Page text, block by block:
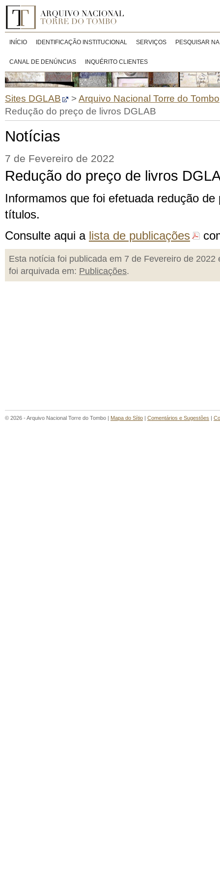
INÍCIO IDENTIFICAÇÃO INSTITUCIONAL SERVIÇOS PESQUISAR
CANAL DE DENÚNCIAS INQUÉRITO CLIENTES
Sites DGLAB >Arquivo Nacional Torre do Tombo
Redução do preço de livros DGLAB
Notícias
7 de Fevereiro de 2022
Redução do preço de livros
Informamos que foi efetuada redução
títulos.
Consulte aqui a lista de publicações
Esta notícia foi publicada em 7 de Fevereiro de 2022
foi arquivada em: Publicações.
© 2026 - Arquivo Nacional Torre do Tombo | Mapa do Sítio | Comentários e Sugestões |